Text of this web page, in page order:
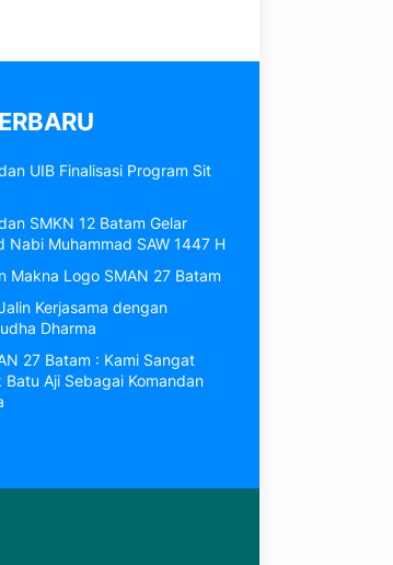
UIB Finalisasi Program Sit
SMKN 12 Batam Gelar
Nabi Muhammad SAW 1447 H
Makna Logo SMAN 27 Batam
Kerjasama dengan
Dharma
27 Batam : Kami Sangat
Aji Sebagai Komandan